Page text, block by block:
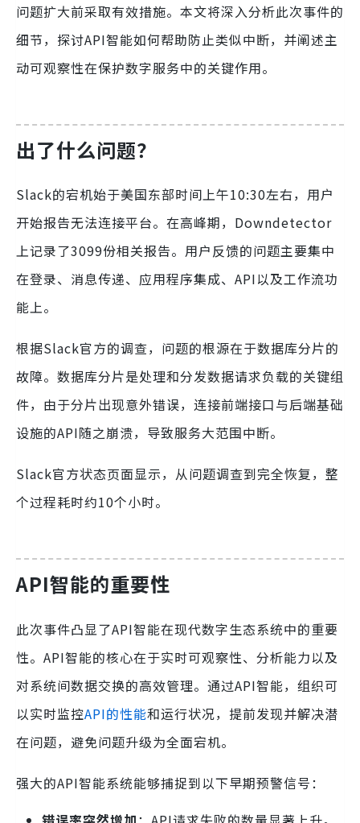
问题扩大前采取有效措施。本文将深入分析此次事件的
细节，探讨API智能如何帮助防止类似中断，并阐述主
动可观察性在保护数字服务中的关键作用。
出了什么问题？
Slack的宕机始于美国东部时间上午10:30左右，用户
开始报告无法连接平台。在高峰期，Downdetector
上记录了3099份相关报告。用户反馈的问题主要集中
在登录、消息传递、应用程序集成、API以及工作流功
能上。
根据Slack官方的调查，问题的根源在于数据库分片的
故障。数据库分片是处理和分发数据请求负载的关键组
件，由于分片出现意外错误，连接前端接口与后端基础
设施的API随之崩溃，导致服务大范围中断。
Slack官方状态页面显示，从问题调查到完全恢复，整
个过程耗时约10个小时。
API智能的重要性
此次事件凸显了API智能在现代数字生态系统中的重要
性。API智能的核心在于实时可观察性、分析能力以及
对系统间数据交换的高效管理。通过API智能，组织可
以实时监控API的性能和运行状况，提前发现并解决潜
在问题，避免问题升级为全面宕机。
强大的API智能系统能够捕捉到以下早期预警信号：